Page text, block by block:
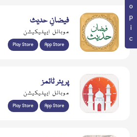
فیضانِ حدیث
موبائل ایپلیکیشن
Play Store App Store
پریئر ٹائمز
موبائل ایپلیکیشن
Play Store App Store